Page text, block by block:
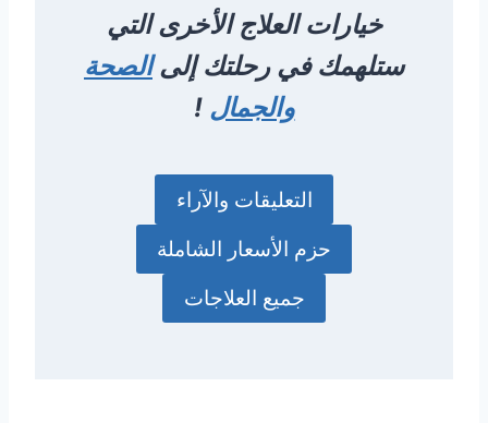
خيارات العلاج الأخرى التي
ستلهمك في رحلتك إلىالصحة
والجمال !
التعليقات والآراء
حزم الأسعار الشاملة
جميع العلاجات